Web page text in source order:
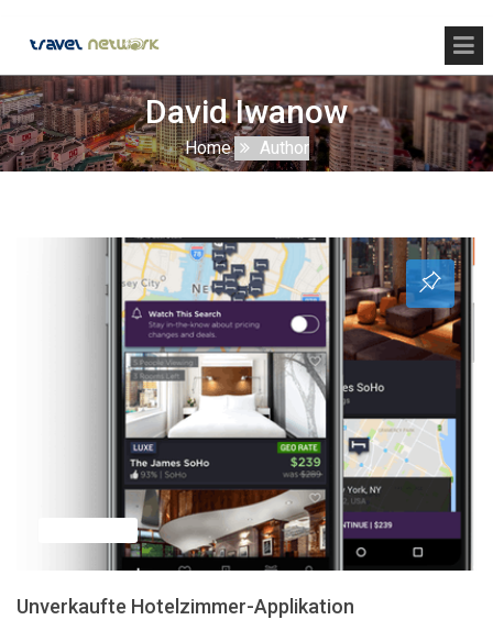
David Iwanow
Home Author
Unverkaufte Hotelzimmer-Applikation